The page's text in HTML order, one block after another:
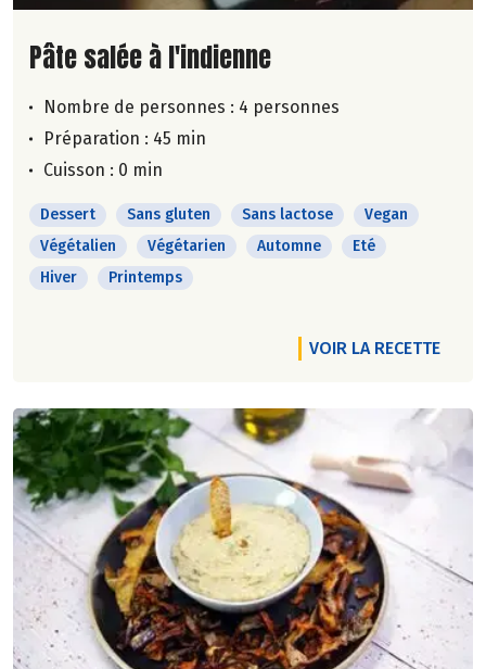
Lire la suite de la recette
Pâte salée à l'indienne
Nombre de personnes : 4 personnes
Préparation : 45 min
Cuisson : 0 min
Dessert Sans gluten Sans lactose
Vegan
Végétalien
Végétarien Automne
Eté
Hiver
Printemps
VOIR LA RECETTE